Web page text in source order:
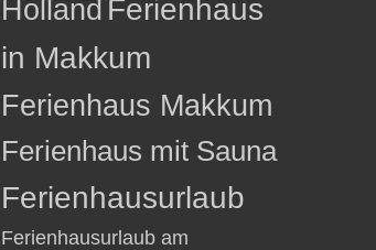
Holland Ferienhaus
in Makkum
Ferienhaus Makkum
Ferienhaus mit Sauna
Ferienhausurlaub
Ferienhausurlaub am